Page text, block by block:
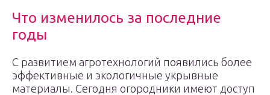
Что изменилось за последние
годы
С развитием агротехнологий появились более
эффективные и экологичные укрывные
материалы. Сегодня огородники имеют доступ